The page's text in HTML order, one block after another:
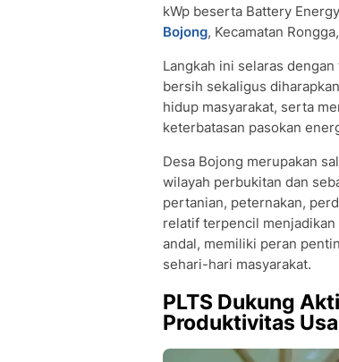
kWp beserta Battery
Bojong, Kecamatan
Langkah ini selaras
bersih sekaligus
hidup masyarakat, serta
keterbatasan pasokan
Desa Bojong merupakan
wilayah perbukitan dan
pertanian, peternakan,
relatif terpencil
andal, memiliki peran
sehari-hari masyarakat.
PLTS Dukung
Produktivitas